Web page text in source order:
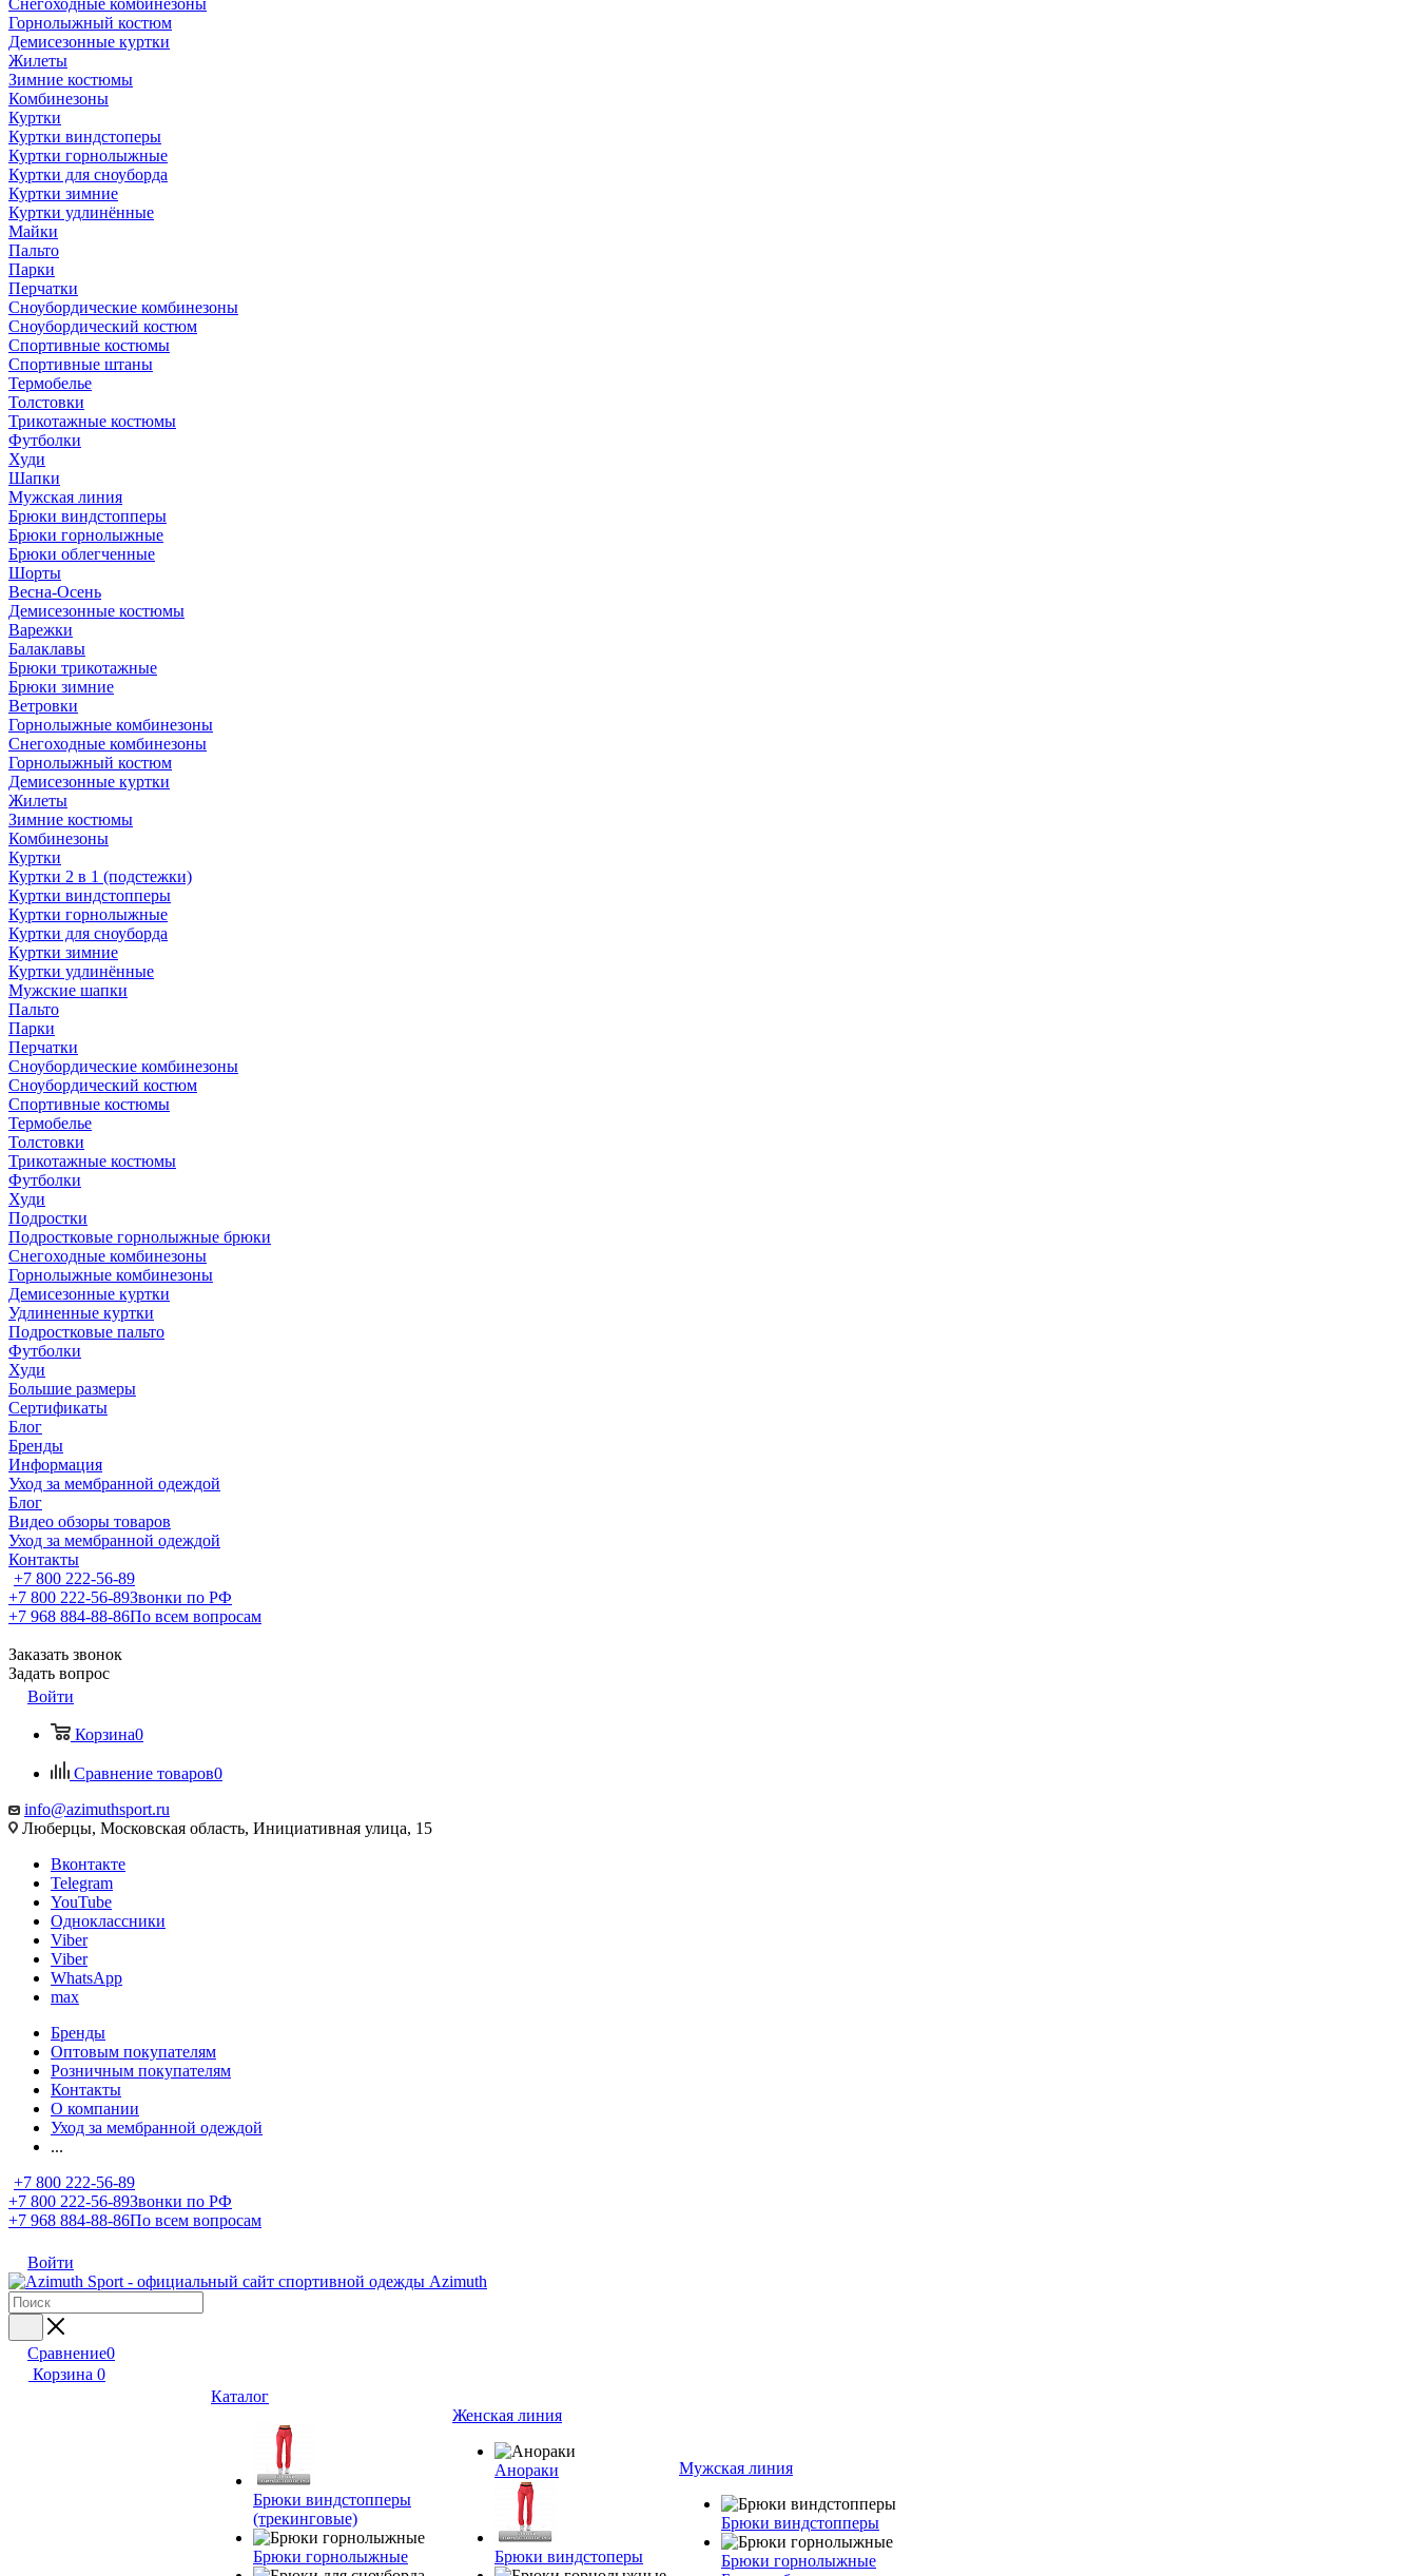
Снегоходные комбинезоны
Горнолыжный костюм
Демисезонные куртки
Жилеты
Зимние костюмы
Комбинезоны
Куртки
Куртки виндстоперы
Куртки горнолыжные
Куртки для сноуборда
Куртки зимние
Куртки удлинённые
Майки
Пальто
Парки
Перчатки
Сноубордические комбинезоны
Сноубордический костюм
Спортивные костюмы
Спортивные штаны
Термобелье
Толстовки
Трикотажные костюмы
Футболки
Худи
Шапки
Мужская линия
Брюки виндстопперы
Брюки горнолыжные
Брюки облегченные
Шорты
Весна-Осень
Демисезонные костюмы
Варежки
Балаклавы
Брюки трикотажные
Брюки зимние
Ветровки
Горнолыжные комбинезоны
Снегоходные комбинезоны
Горнолыжный костюм
Демисезонные куртки
Жилеты
Зимние костюмы
Комбинезоны
Куртки
Куртки 2 в 1 (подстежки)
Куртки виндстопперы
Куртки горнолыжные
Куртки для сноуборда
Куртки зимние
Куртки удлинённые
Мужские шапки
Пальто
Парки
Перчатки
Сноубордические комбинезоны
Сноубордический костюм
Спортивные костюмы
Термобелье
Толстовки
Трикотажные костюмы
Футболки
Худи
Подростки
Подростковые горнолыжные брюки
Снегоходные комбинезоны
Горнолыжные комбинезоны
Демисезонные куртки
Удлиненные куртки
Подростковые пальто
Футболки
Худи
Большие размеры
Сертификаты
Блог
Бренды
Информация
Уход за мембранной одеждой
Блог
Видео обзоры товаров
Уход за мембранной одеждой
Контакты
+7 800 222-56-89
+7 800 222-56-89Звонки по РФ
+7 968 884-88-86По всем вопросам
Заказать звонок
Задать вопрос
Войти
Корзина0
Сравнение товаров0
info@azimuthsport.ru
Люберцы, Московская область, Инициативная улица, 15
Вконтакте
Telegram
YouTube
Одноклассники
Viber
Viber
WhatsApp
max
Бренды
Оптовым покупателям
Розничным покупателям
Контакты
О компании
Уход за мембранной одеждой
...
+7 800 222-56-89
+7 800 222-56-89Звонки по РФ
+7 968 884-88-86По всем вопросам
Войти
Сравнение0
Корзина 0
Каталог
Брюки виндстопперы
(трекинговые)
Брюки горнолыжные
Женская линия
Анораки
Брюки виндстоперы
Мужская линия
Брюки виндстопперы
Брюки горнолыжные